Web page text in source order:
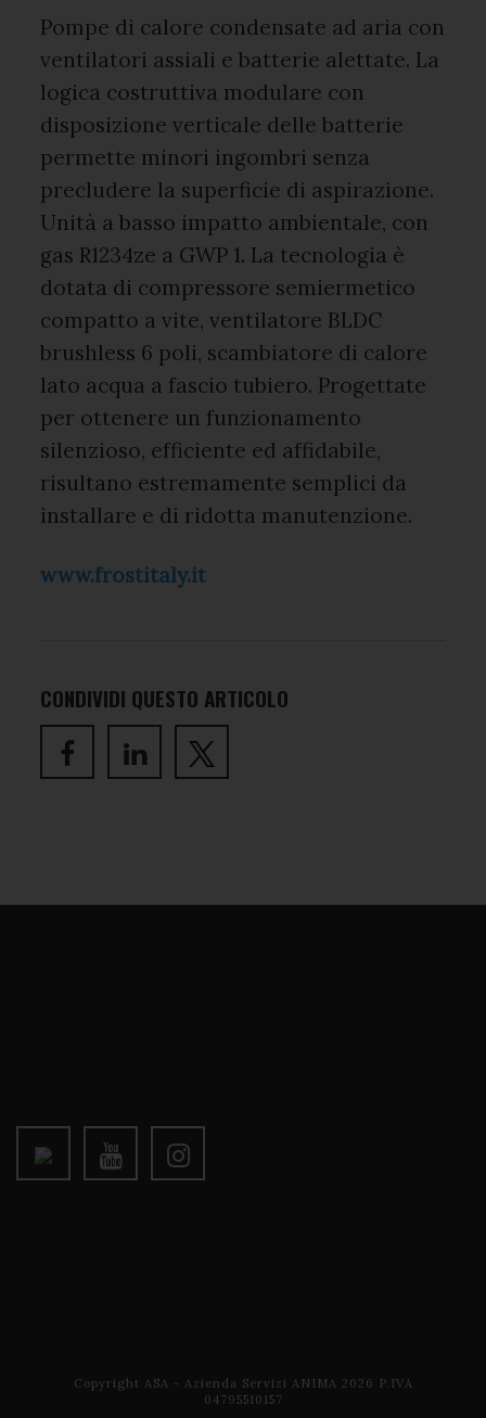
Pompe di calore condensate ad aria con
ventilatori assiali e batterie alettate. La
logica costruttiva modulare con
disposizione verticale delle batterie
permette minori ingombri senza
precludere la superficie di aspirazione.
Unità a basso impatto ambientale, con
gas R1234ze a GWP 1. La tecnologia è
dotata di compressore semiermetico
compatto a vite, ventilatore BLDC
brushless 6 poli, scambiatore di calore
lato acqua a fascio tubiero. Progettate
per ottenere un funzionamento
silenzioso, efficiente ed affidabile,
risultano estremamente semplici da
installare e di ridotta manutenzione.
www.frostitaly.it
CONDIVIDI QUESTO ARTICOLO
Copyright ASA - Azienda Servizi ANIMA 2026 P.IVA
04795510157